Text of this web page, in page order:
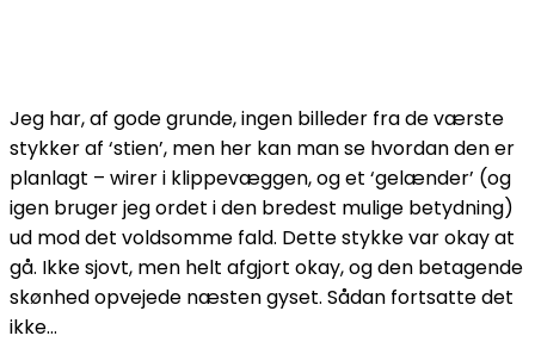
Jeg har, af gode grunde, ingen billeder fra de værste
stykker af ‘stien’, men her kan man se hvordan den er
planlagt – wirer i klippevæggen, og et ‘gelænder’ (og
igen bruger jeg ordet i den bredest mulige betydning)
ud mod det voldsomme fald. Dette stykke var okay at
gå. Ikke sjovt, men helt afgjort okay, og den betagende
skønhed opvejede næsten gyset. Sådan fortsatte det
ikke…